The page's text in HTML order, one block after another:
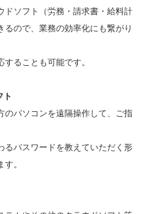
ドソフト（労務・請求書・給料計
ので、業務の効率化にも繋がり
ることも可能です。
ト
のパソコンを遠隔操作して、ご指
るパスワードを教えていただく形
。